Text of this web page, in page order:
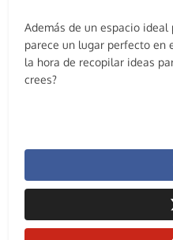
Además de un espacio
parece un lugar perfecto en
la hora de recopilar ideas
crees?